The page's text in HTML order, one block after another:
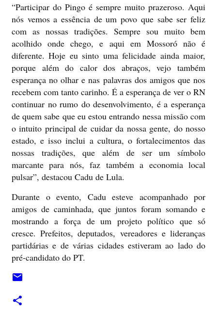
“Participar do Pingo é sempre muito prazeroso. Aqui
nós vemos a essência de um povo que sabe ser feliz
com as nossas tradições. Sempre sou muito bem
acolhido onde chego, e aqui em Mossoró não é
diferente. Hoje eu sinto uma felicidade ainda maior,
porque além do calor dos abraços, vejo também
esperança no olhar e nas palavras dos amigos que nos
recebem com tanto carinho. É a esperança de ver o RN
continuar no rumo do desenvolvimento, é a esperança
de quem sabe que eu estou entrando nessa missão com
o intuito principal de cuidar da nossa gente, do nosso
estado, e isso inclui a cultura, o fortalecimentos das
nossas tradições, que além de ser um símbolo
marcante para nós, faz também a economia local
pulsar”, destacou Cadu de Lula.
Durante o evento, Cadu esteve acompanhado por
amigos de caminhada, que juntos foram somando e
mostrando a força de um projeto político que só
cresce. Prefeitos, deputados, vereadores e lideranças
partidárias e de várias cidades estiveram ao lado do
pré-candidato do PT.